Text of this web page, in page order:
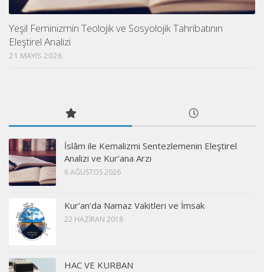
Yeşil Feminizmin Teolojik ve Sosyolojik Tahribatının
Eleştirel Analizi
21 MAYIS 2026
İslâm ile Kemalizmi Sentezlemenin Eleştirel
Analizi ve Kur’ana Arzı
6 AĞUSTOS 2026
Kur’an’da Namaz Vakitleri ve İmsak
22 HAZIRAN 2018
HAC VE KURBAN